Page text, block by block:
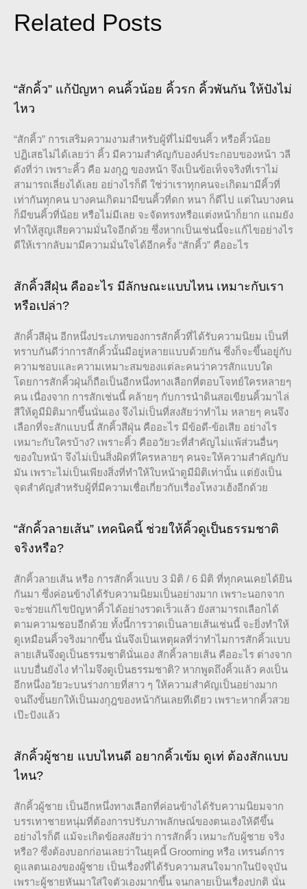
Related Posts
“สักคิ้ว” แก้ปัญหา คนคิ้วน้อย คิ้วรก คิ้วพันกัน ให้ปังไม่
ไหว
“สักคิ้ว” การเสริมความงามสำหรับผู้ที่ไม่มีขนคิ้ว หรือคิ้วน้อย
ปฏิเสธไม่ได้เลยว่า คิ้ว มีความสำคัญกับองค์ประกอบของหน้า วลี
ดังที่ว่า เพราะคิ้ว คือ มงกุฎ ของหน้า จึงเป็นข้อเท็จจริงที่เราไม่
สามารถเลี่ยงได้เลย อย่างไรก็ดี ใช่ว่าเราทุกคนจะเกิดมามีคิ้วที่
เท่ากันทุกคน บางคนเกิดมามีขนคิ้วที่ดก หนา ก็ดีไป แต่ในบางคน
ก็มีขนคิ้วที่น้อย หรือไม่มีเลย จะจัดทรงหรือแต่งหน้าก็ยาก แถมยัง
ทำให้สูญเสียความมั่นใจอีกด้วย ซึ่งหากเป็นเช่นนี้จะแก้ไขอย่างไร
ดีให้เรากลับมามีความมั่นใจได้อีกครั้ง “สักคิ้ว” คืออะไร
สักคิ้วสีฝุ่น คืออะไร มีลักษณะแบบไหน เหมาะกับเรา
หรือเปล่า?
สักคิ้วสีฝุ่น อีกหนึ่งประเภทของการสักคิ้วที่ได้รับความนิยม เป็นที่
ทราบกันดีว่าการสักคิ้วนั้นมีอยู่หลายแบบด้วยกัน ซึ่งก็จะขึ้นอยู่กับ
ความชอบและความเหมาะสมของแต่ละคนว่าควรสักแบบใด
โดยการสักคิ้วฝุ่นก็ถือเป็นอีกหนึ่งทางเลือกที่ตอบโจทย์ใครหลายๆ
คน เนื่องจาก การสักเช่นนี้ คล้ายๆ กับการนำดินสอเขียนคิ้วมาไล่
สีให้ดูมีมิติมากขึ้นนั่นเอง จึงไม่เป็นที่สงสัยว่าทำไม หลายๆ คนจึง
เลือกที่จะสักแบบนี้ สักคิ้วสีฝุ่น คืออะไร มีข้อดี-ข้อเสีย อย่างไร
เหมาะกับใครบ้าง? เพราะคิ้ว คืออวัยวะที่สำคัญไม่แพ้ส่วนอื่นๆ
ของใบหน้า จึงไม่เป็นสิ่งผิดที่ใครหลายๆ คนจะให้ความสำคัญกับ
มัน เพราะไม่เป็นเพียงสิ่งที่ทำให้ใบหน้าดูมีมิติเท่านั้น แต่ยังเป็น
จุดสำคัญสำหรับผู้ที่มีความเชื่อเกี่ยวกับเรื่องโหงวเฮ้งอีกด้วย
“สักคิ้วลายเส้น” เทคนิคนี้ ช่วยให้คิ้วดูเป็นธรรมชาติ
จริงหรือ?
สักคิ้วลายเส้น หรือ การสักคิ้วแบบ 3 มิติ / 6 มิติ ที่ทุกคนเคยได้ยิน
กันมา ซึ่งค่อนข้างได้รับความนิยมเป็นอย่างมาก เพราะนอกจาก
จะช่วยแก้ไขปัญหาคิ้วได้อย่างรวดเร็วแล้ว ยังสามารถเลือกได้
ตามความชอบอีกด้วย ทั้งนี้การวาดเป็นลายเส้นเช่นนี้ จะยิ่งทำให้
ดูเหมือนคิ้วจริงมากขึ้น นั่นจึงเป็นเหตุผลที่ว่าทำไมการสักคิ้วแบบ
ลายเส้นจึงดูเป็นธรรมชาตินั่นเอง สักคิ้วลายเส้น คืออะไร ต่างจาก
แบบอื่นยังไง ทำไมจึงดูเป็นธรรมชาติ? หากพูดถึงคิ้วแล้ว คงเป็น
อีกหนึ่งอวัยวะบนร่างกายที่สาว ๆ ให้ความสำคัญเป็นอย่างมาก
จนถึงขั้นยกให้เป็นมงกุฎของหน้ากันเลยทีเดียว เพราะหากคิ้วสวย
เป๊ะปังแล้ว
สักคิ้วผู้ชาย แบบไหนดี อยากคิ้วเข้ม ดูเท่ ต้องสักแบบ
ไหน?
สักคิ้วผู้ชาย เป็นอีกหนึ่งทางเลือกที่ค่อนข้างได้รับความนิยมจาก
บรรเทาชายหนุ่มที่ต้องการปรับภาพลักษณ์ของตนเองให้ดีขึ้น
อย่างไรก็ดี แม้จะเกิดข้อสงสัยว่า การสักคิ้ว เหมาะกับผู้ชาย จริง
หรือ? ซึ่งต้องบอกก่อนเลยว่าในยุคนี้ Grooming หรือ เทรนด์การ
ดูแลตนเองของผู้ชาย เป็นเรื่องที่ได้รับความสนใจมากในปัจจุบัน
เพราะผู้ชายหันมาใส่ใจตัวเองมากขึ้น จนกลายเป็นเรื่องปกติ นั่น